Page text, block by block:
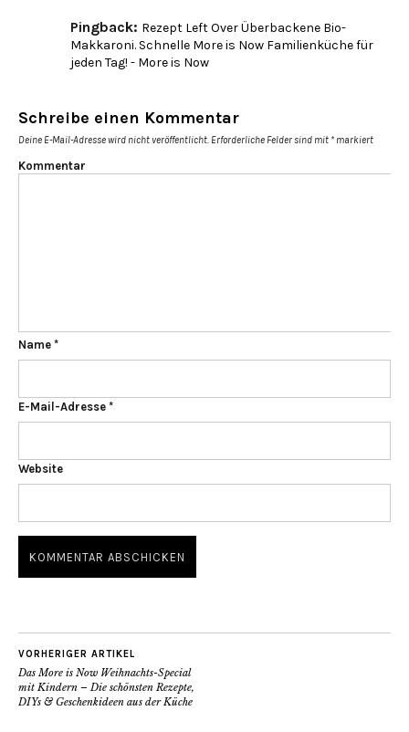
Pingback: Rezept Left Over Überbackene Bio-
Makkaroni. Schnelle More is Now Familienküche für
jeden Tag! - More is Now
Schreibe einen Kommentar
Deine E-Mail-Adresse wird nicht veröffentlicht. Erforderliche Felder sind mit * markiert
Kommentar
Name *
E-Mail-Adresse *
Website
VORHERIGER ARTIKEL
Das More is Now Weihnachts-Special
mit Kindern – Die schönsten Rezepte,
DIYs & Geschenkideen aus der Küche